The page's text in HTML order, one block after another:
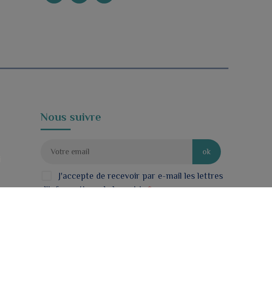
Nous suivre
J'accepte de recevoir par e-mail les lettres
d'informations de la mairie.*
ok